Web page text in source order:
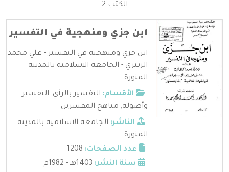
الكتب 2
ابن جزي ومنهجية في التفسير
ابن جزي ومنهجية في التفسير - علي محمد
الزبيري - الجامعة الاسلامية بالمدينة
المنورة ...
الأقسام: التفسير بالرأي, التفسير
وأصوله, مناهج المفسرين
الناشر: الجامعة الاسلامية بالمدينة
المنورة
عدد الصفحات:
سنة النشر: